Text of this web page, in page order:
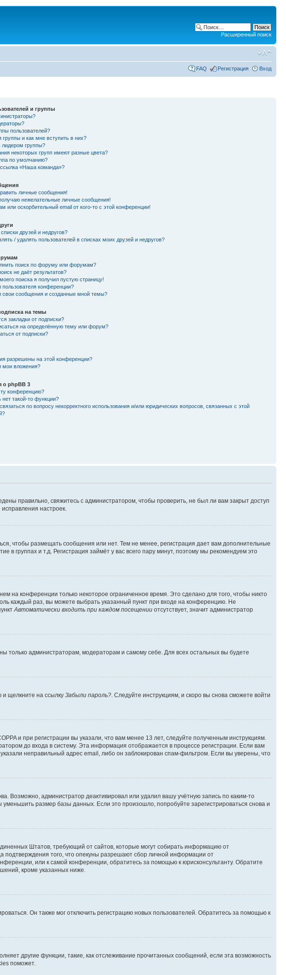
Расширенный поиск
FAQ Регистрация Вход
и группы
пользователей?
группы и как мне вступить в них?
лидером группы?
некоторых групп имеют разные цвета?
по умолчанию?
ссылка «Наша команда»?
личные сообщения!
нежелательные личные сообщения!
или оскорбительный email от кого-то с этой конференции!
друзей и недругов?
/ удалять пользователей в списках моих друзей и недругов?
поиск по форуму или форумам?
не даёт результатов?
поиска я получил пустую страницу!
пользователя конференции?
свои сообщения и созданные мной темы?
на темы
закладки от подписки?
на определённую тему или форум?
от подписки?
разрешены на этой конференции?
мои вложения?
о phpBB 3
конференцию?
такой-то функции?
по вопросу некорректного использования и/или юридических вопросов, связанных с этой
правильно, свяжитесь с администратором, чтобы проверить, не был ли вам закрыт доступ
настроек.
чтобы размещать сообщения или нет. Тем не менее, регистрация дает вам дополнительные
группах и т.д. Регистрация займёт у вас всего пару минут, поэтому мы рекомендуем это
на конференции только некоторое ограниченное время. Это сделано для того, чтобы никто
каждый раз, вы можете выбрать указанный пункт при входе на конференцию. Не
Автоматически входить при каждом посещении отсутствует, значит администратор
только администраторам, модераторам и самому себе. Для всех остальных вы будете
и щелкните на ссылку Забыли пароль? . Следуйте инструкциям, и скоро вы снова сможете войти
и при регистрации вы указали, что вам менее 13 лет, следуйте полученным инструкциям.
до входа в систему. Эта информация отображается в процессе регистрации. Если вам
неправильный адрес email, либо он заблокирован спам-фильтром. Если вы уверены, что
Возможно, администратор деактивировал или удалил вашу учётную запись по каким-то
размер базы данных. Если это произошло, попробуйте зарегистрироваться снова и
Штатов, требующий от сайтов, которые могут собирать информацию от
подтверждения того, что опекуны разрешают сбор личной информации от
или к самой конференции, обратитесь за помощью к юрисконсультанту. Обратите
кроме указанных ниже.
Он также мог отключить регистрацию новых пользователей. Обратитесь за помощью к
другие функции, такие, как отслеживание прочитанных сообщений, если эта возможность
поможет.